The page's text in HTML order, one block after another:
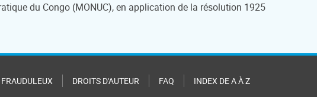
du Congo (MONUC), en application de la résolution 1925
DROITS D'AUTEUR FAQ INDEX DE A À Z